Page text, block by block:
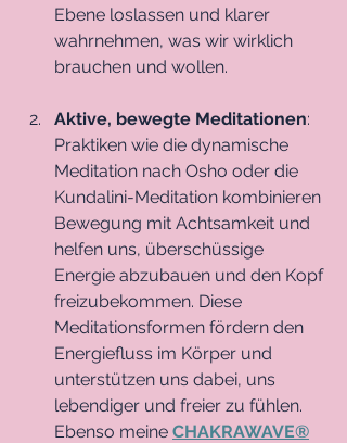
Ebene loslassen und klarer
wahrnehmen, was wir wirklich
brauchen und wollen.
Aktive, bewegte Meditationen:
Praktiken wie die dynamische
Meditation nach Osho oder die
Kundalini-Meditation kombinieren
Bewegung mit Achtsamkeit und
helfen uns, überschüssige
Energie abzubauen und den Kopf
freizubekommen. Diese
Meditationsformen fördern den
Energiefluss im Körper und
unterstützen uns dabei, uns
lebendiger und freier zu fühlen.
Ebenso meine CHAKRAWAVE®